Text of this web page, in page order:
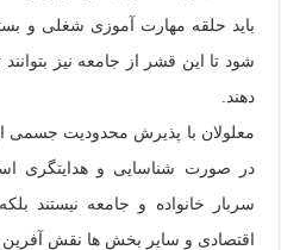
باید حلقه مهارت آموزی شغلی و
شود تا این قشر از جامعه نیز
دهند.
معلولان با پذیرش محدودیت جسمی
در صورت شناسایی و هدایتگری
سربار خانواده و جامعه نیستند
اقتصادی و سایر بخش ها نقش آفرین